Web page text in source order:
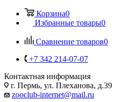
Корзина0
Избранные товары0
Сравнение товаров0
+7 342 214-07-07
Контактная информация
г. Пермь, ул. Плеханова, д.39
zooclub-internet@mail.ru